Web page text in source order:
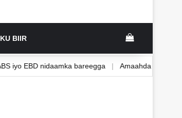
KU BIIR View your
ABS iyo EBD nidaamka bareegga | Amaahda